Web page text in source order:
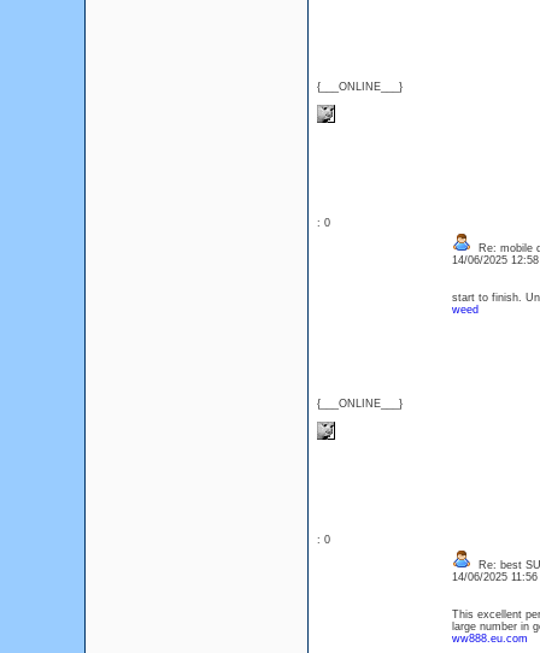
{___ONLINE___}
: 0
{___ONLINE___}
Re: mobile
14/06/2025
start to finish.
weed
: 0
Re: best
14/06/2025
This excellent
large number in
ww888.eu.com